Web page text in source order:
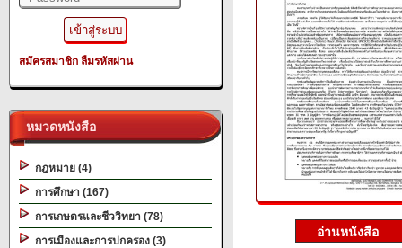
สมัครสมาชิก ลืมรหัสผ่าน
หมวดหนังสือ
กฎหมาย (4)
การศึกษา (167)
การเกษตรและชีววิทยา (78)
การเมืองและการปกครอง (3)